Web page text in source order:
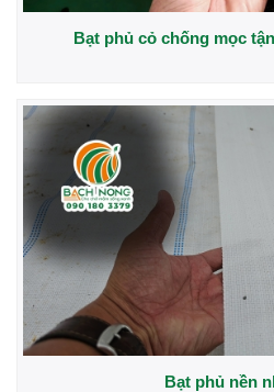
Bạt phủ cỏ chống mọc
Bạt phủ nền